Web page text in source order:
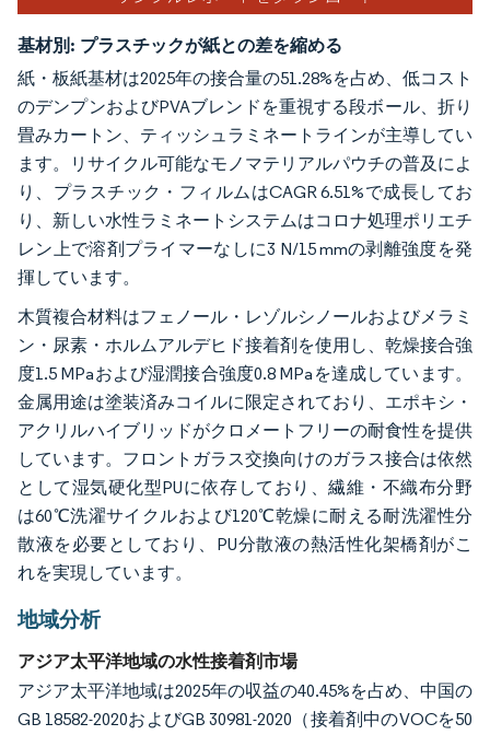
基材別: プラスチックが紙との差を縮める
紙・板紙基材は2025年の接合量の51.28%を占め、低コスト
のデンプンおよびPVAブレンドを重視する段ボール、折り
畳みカートン、ティッシュラミネートラインが主導してい
ます。リサイクル可能なモノマテリアルパウチの普及によ
り、プラスチック・フィルムはCAGR 6.51%で成長してお
り、新しい水性ラミネートシステムはコロナ処理ポリエチ
レン上で溶剤プライマーなしに3 N/15 mmの剥離強度を発
揮しています。
木質複合材料はフェノール・レゾルシノールおよびメラミ
ン・尿素・ホルムアルデヒド接着剤を使用し、乾燥接合強
度1.5 MPaおよび湿潤接合強度0.8 MPaを達成しています。
金属用途は塗装済みコイルに限定されており、エポキシ・
アクリルハイブリッドがクロメートフリーの耐食性を提供
しています。フロントガラス交換向けのガラス接合は依然
として湿気硬化型PUに依存しており、繊維・不織布分野
は60℃洗濯サイクルおよび120℃乾燥に耐える耐洗濯性分
散液を必要としており、PU分散液の熱活性化架橋剤がこ
れを実現しています。
地域分析
アジア太平洋地域の水性接着剤市場
アジア太平洋地域は2025年の収益の40.45%を占め、中国の
GB 18582-2020およびGB 30981-2020（接着剤中のVOCを50